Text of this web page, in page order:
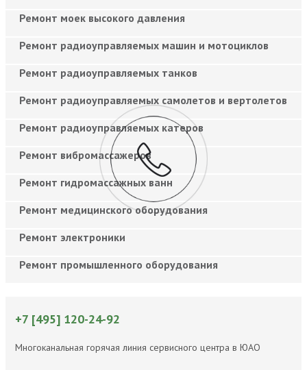
Ремонт моек высокого давления
Ремонт радиоуправляемых машин и мотоциклов
Ремонт радиоуправляемых танков
Ремонт радиоуправляемых самолетов и вертолетов
Ремонт радиоуправляемых катеров
Ремонт вибромассажеров
Ремонт гидромассажных ванн
Ремонт медицинского оборудования
Ремонт электроники
Ремонт промышленного оборудования
+7 [495] 120-24-92
Многоканальная горячая линия сервисного центра в ЮАО